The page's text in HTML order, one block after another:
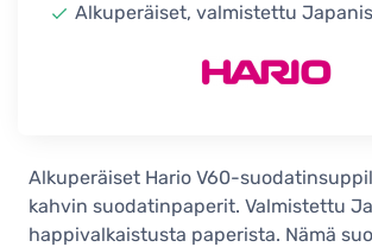
Alkuperäiset, valmistettu
Alkuperäiset Hario V60-
kahvin suodatinpaperit. Valmistettu
happivalkaistusta paperista. Nämä